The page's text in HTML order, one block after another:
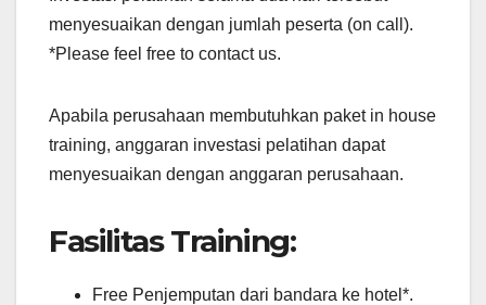
menyesuaikan dengan jumlah peserta (on call).
*Please feel free to contact us.
Apabila perusahaan membutuhkan paket in house
training, anggaran investasi pelatihan dapat
menyesuaikan dengan anggaran perusahaan.
Fasilitas Training:
Free Penjemputan dari bandara ke hotel*.